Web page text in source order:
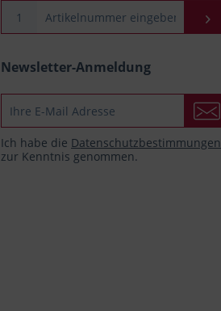
Newsletter-Anmeldung
Ich habe die Datenschutzbestimmungen
zur Kenntnis genommen.